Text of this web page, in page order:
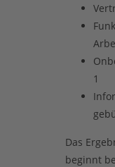
1
Das
beginnt